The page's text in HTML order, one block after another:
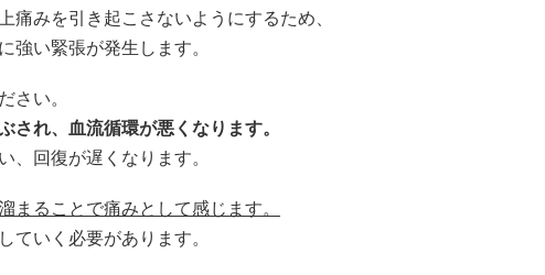
痛みを引き起こさないようにするため、
強い緊張が発生します。
さい。
され、血流循環が悪くなります。
、回復が遅くなります。
まることで痛みとして感じます。
ていく必要があります。